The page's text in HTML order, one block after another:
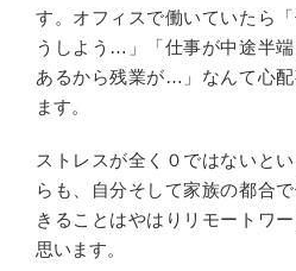
す。オフィスで働いていたら
うしよう…」「仕事が中途半
あるから残業が…」なんて心
ます。
ストレスが全く０ではないと
らも、自分そして家族の都合
きることはやはりリモートワ
思います。